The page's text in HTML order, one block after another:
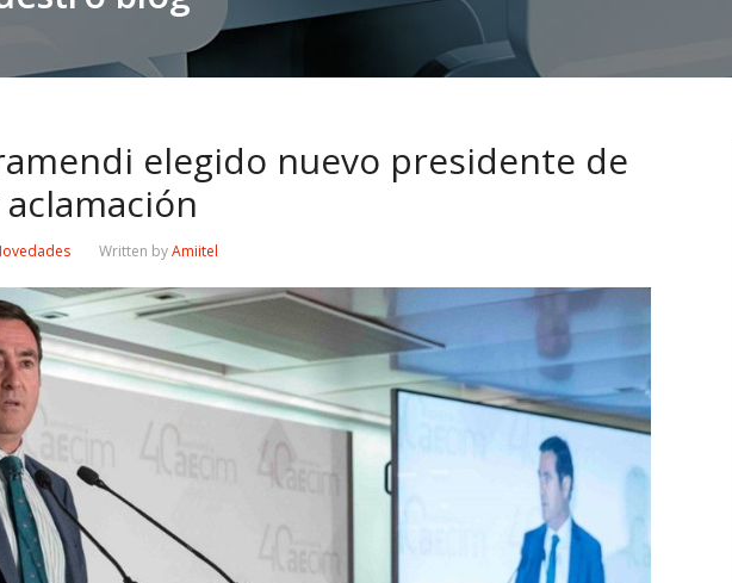
elegido nuevo presidente de
aclamación
Written byAmiitel